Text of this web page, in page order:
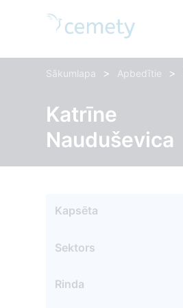
Sākumlapa > Apbedītie >
Katrīne
Nauduševica
Kapsēta
Sektors
Rinda